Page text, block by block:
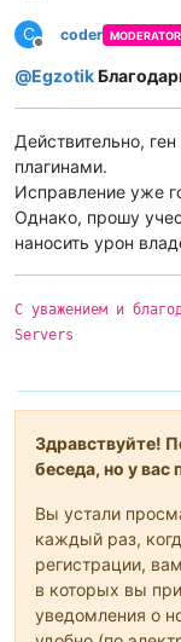
C
Не в сети
coder MODERATOR
@Egzotik
Действительно, ген
плагинами.
Исправление уже
Однако, прошу
наносить урон
C уважением и
Servers
Здравствуйте!
беседа, но у вас
Вы устали
каждый раз,
регистрации,
в которых вы
уведомления о